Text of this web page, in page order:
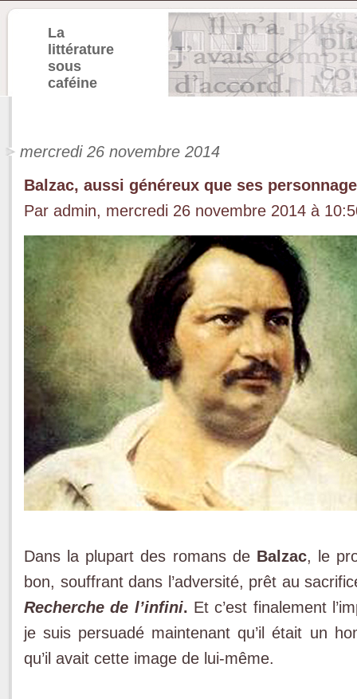
La
littérature
sous
caféine
mercredi 26 novembre 2014
Balzac, aussi généreux que ses
Par admin, mercredi 26 novembre 2014 à
Dans la plupart des romans de Balzac, le
bon, souffrant dans l’adversité, prêt au
Recherche de l’infini. Et c’est finalement
je suis persuadé maintenant qu’il était un
qu’il avait cette image de lui-même.